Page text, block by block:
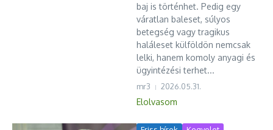
baj is történhet. Pedig egy
váratlan baleset, súlyos
betegség vagy tragikus
haláleset külföldön nemcsak
lelki, hanem komoly anyagi és
ügyintézési terhet...
mr3 2026.05.31.
Elolvasom